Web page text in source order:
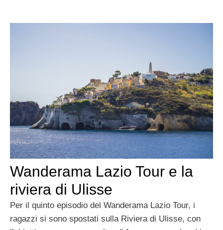
Wanderama Lazio Tour e la
riviera di Ulisse
Per il quinto episodio del Wanderama Lazio Tour, i
ragazzi si sono spostati sulla Riviera di Ulisse, con